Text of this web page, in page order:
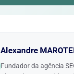
Alexandre
Fundador da agência